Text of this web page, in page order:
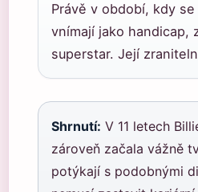
Právě v období, kdy
vnímají jako handicap,
superstar. Její
Shrnutí: V 11 letech
zároveň začala vážně
potýkají s podobnými